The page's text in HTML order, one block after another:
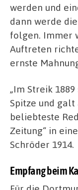
werden und
dann werde
folgen. Immer
Auftreten
ernste
„Im Streik
Spitze und galt
beliebteste
Zeitung“ in
Schröder 1914.
Empfang beim